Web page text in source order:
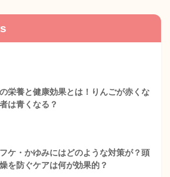
栄養と健康効果とは！りんごが赤くな
は青くなる？
ケ・かゆみにはどのような対策が？頭
を防ぐケアは何が効果的？